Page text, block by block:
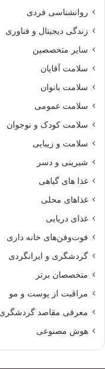
روانشناسی فردی
زندگی دیجیتال و فناوری
سایر متخصصین
سلامت آقایان
سلامت بانوان
سلامت عمومی
سلامت کودک و نوجوان
سلامت و زیبایی
شیرینی و دسر
غذا های گیاهی
غذاهای محلی
غذای دریایی
فوت‌وفن‌های خانه داری
گردشگری و ایرانگردی
متخصصان برتر
مراقبت از پوست و مو
معرفی مقاصد گردشگری
هوش مصنوعی